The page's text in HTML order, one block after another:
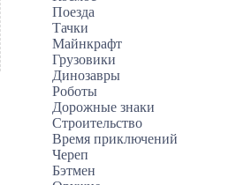
Поезда
Тачки
Майнкрафт
Грузовики
Динозавры
Роботы
Дорожные знаки
Строительство
Время приключений
Череп
Бэтмен